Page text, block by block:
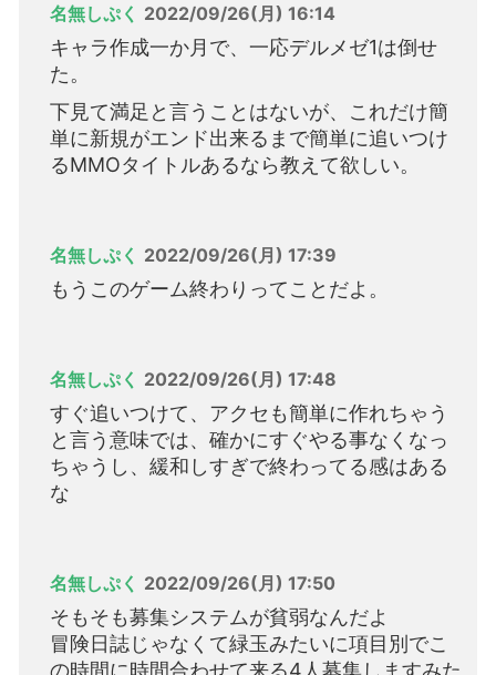
名無しぷく 2022/09/26(月) 16:14
キャラ作成一か月で、一応デルメゼ1は倒せ
た。
下見て満足と言うことはないが、これだけ簡
単に新規がエンド出来るまで簡単に追いつけ
るMMOタイトルあるなら教えて欲しい。
名無しぷく 2022/09/26(月) 17:39
もうこのゲーム終わりってことだよ。
名無しぷく 2022/09/26(月) 17:48
すぐ追いつけて、アクセも簡単に作れちゃう
と言う意味では、確かにすぐやる事なくなっ
ちゃうし、緩和しすぎで終わってる感はある
な
名無しぷく 2022/09/26(月) 17:50
そもそも募集システムが貧弱なんだよ
冒険日誌じゃなくて緑玉みたいに項目別でこ
の時間に時間合わせて来る4人募集しますみた